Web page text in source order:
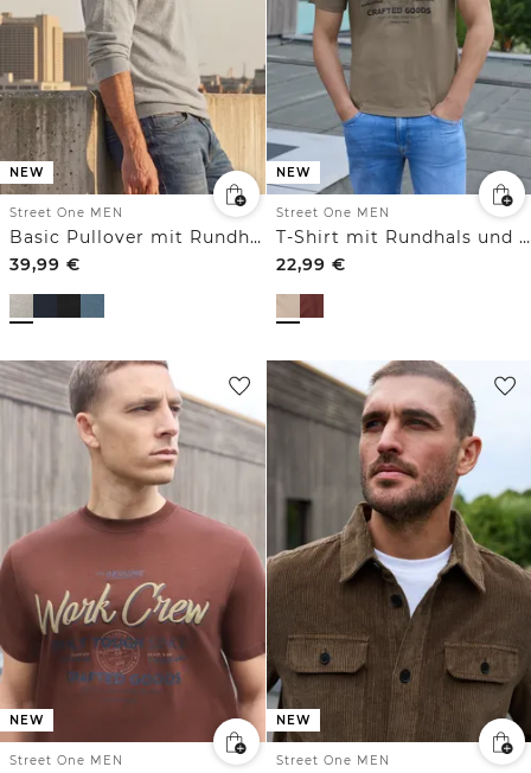
NEW
Street One MEN
Basic Pullover mit Rundhals in Unifarbe
39,99 €
NEW
Street One MEN
T-Shirt mit Rundhals und Wording Artwork
22,99 €
NEW
Street One MEN
NEW
Street One MEN